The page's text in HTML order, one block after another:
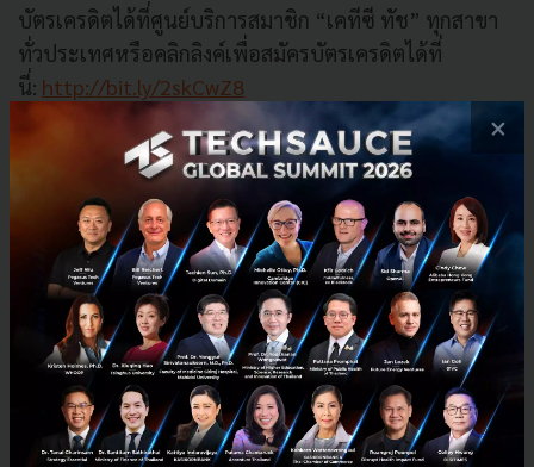
บัตรเครดิตได้ที่ศูนย์บริการสมาชิก “เคทีซี ทัช” ทุกสาขา
ทั่วประเทศหรือคลิกลิงค์เพื่อสมัครบัตรเครดิตได้ที่
นี่: http://bit.ly/2skCwZ8
Fitbit payment Fitbit Pay Credit Card
No comment
×